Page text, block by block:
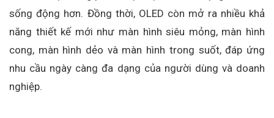
sống động hơn. Đồng thời, OLED còn mở ra nhiều khả
năng thiết kế mới như màn hình siêu mỏng, màn hình
cong, màn hình dẻo và màn hình trong suốt, đáp ứng
nhu cầu ngày càng đa dạng của người dùng và doanh
nghiệp.